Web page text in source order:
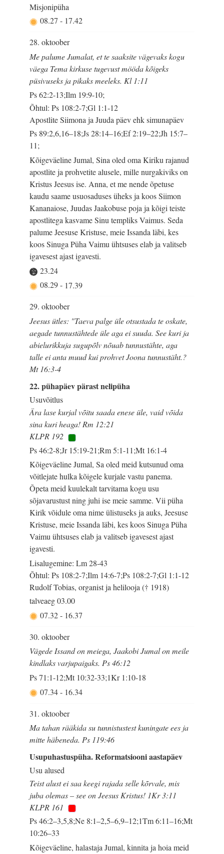
Misjonipüha
08.27- 17.42
28. oktoober
Me palume Jumalat, et te saaksite vägevaks kogu
väega Tema kirkuse tugevust mööda kõigeks
püsivuseks ja pikaks meeleks. Kl 1:11
Ps 62:2-13;Ilm 19:9-10;
Õhtul: Ps 108:2-7;Gl 1:1-12
Apostlite Siimona ja Juuda päev ehk simunapäev
Ps 89:2,6,16–18;Js 28:14–16;Ef 2:19–22;Jh 15:7–
11;
Kõigeväeline Jumal, Sina oled oma Kiriku rajanud
apostlite ja prohvetite alusele, mille nurgakiviks on
Kristus Jeesus ise. Anna, et me nende õpetuse
kaudu saame usuosaduses üheks ja koos Siimon
Kananaiose, Juudas Jaakobuse poja ja kõigi teiste
apostlitega kasvame Sinu templiks Vaimus. Seda
palume Jeesuse Kristuse, meie Issanda läbi, kes
koos Sinuga Püha Vaimu ühtsuses elab ja valitseb
igavesest ajast igavesti.
23.24
08.29- 17.39
29. oktoober
Jeesus ütles: "Taeva palge üle otsustada te oskate,
aegade tunnustähtede üle aga ei suuda. See kuri ja
abielurikkuja sugupõlv nõuab tunnustähte, aga
talle ei anta muud kui prohvet Joona tunnustäht.?
Mt 16:3-4
22. pühapäev pärast nelipüha
Usuvõitlus
Ära lase kurjal võitu saada enese üle, vaid võida
sina kuri heaga! Rm 12:21
KLPR 192
Ps 46:2-8;Jr 15:19-21;Rm 5:1-11;Mt 16:1-4
Kõigeväeline Jumal, Sa oled meid kutsunud oma
võitlejate hulka kõigele kurjale vastu panema.
Õpeta meid kuulekalt tarvitama kogu usu
sõjavarustust ning juhi ise meie samme. Vii püha
Kirik võidule oma nime ülistuseks ja auks, Jeesuse
Kristuse, meie Issanda läbi, kes koos Sinuga Püha
Vaimu ühtsuses elab ja valitseb igavesest ajast
igavesti.
Lisalugemine: Lm 28-43
Õhtul: Ps 108:2-7;Ilm 14:6-7;Ps 108:2-7;Gl 1:1-12
Rudolf Tobias, organist ja helilooja († 1918)
talveaeg03.00
07.32- 16.37
30. oktoober
Vägede Issand on meiega, Jaakobi Jumal on meile
kindlaks varjupaigaks. Ps 46:12
Ps 71:1-12;Mt 10:32-33;1Kr 1:10-18
07.34- 16.34
31. oktoober
Ma tahan rääkida su tunnistustest kuningate ees ja
mitte häbeneda. Ps 119:46
Usupuhastuspüha. Reformatsiooni aastapäev
Usu alused
Teist alust ei saa keegi rajada selle kõrvale, mis
juba olemas – see on Jeesus Kristus! 1Kr 3:11
KLPR 161
Ps 46:2–3,5,8;Ne 8:1–2,5–6,9–12;1Tm 6:11–16;Mt
10:26–33
Kõigeväeline, halastaja Jumal, kinnita ja hoia meid